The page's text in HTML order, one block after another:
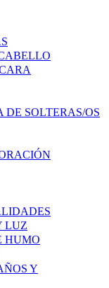
DE SOLTERAS/OS
LUZ
HUMO
Y